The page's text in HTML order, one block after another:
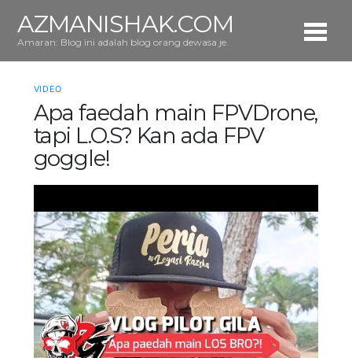
AZMANISHAK.COM
Amaran: Blog ini adalah blog orang dewasa je.
VIDEO
Apa faedah main FPVDrone,
tapi L.O.S? Kan ada FPV
goggle!